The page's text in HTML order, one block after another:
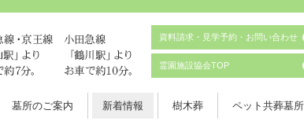
資料請求・見学予約・お問い合わせ
霊園施設協会TOP
墓所のご案内 新着情報 樹木葬 ペット共葬墓所